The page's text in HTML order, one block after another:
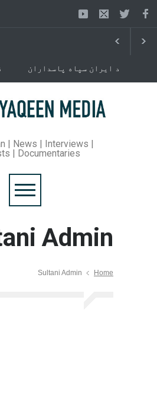
د ایران سپاه پاسداران
د تندلارې فلسطينۍ ډلې د
هنيه په
تهران کې وژل شوی دی.
| News | Interviews |
| Documentaries
Admin
Home
Sultani Admin